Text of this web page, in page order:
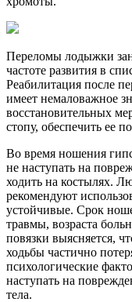
Переломы лодыжки
частоте развития в
Реабилитация после
имеет немаловажное
восстановительных
стопу, обеспечить ее
Во время ношения
не наступать на
ходить на костылях.
рекомендуют
устойчивые. Срок
травмы, возраста
повязки выясняется,
ходьбы частично
психологические
наступать на
тела.